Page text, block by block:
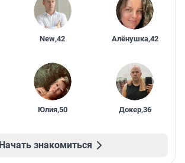
New,42 Алёнушка,42
Юлия,50 Докер,36
Начать знакомиться